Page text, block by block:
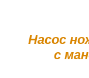
Насос
с